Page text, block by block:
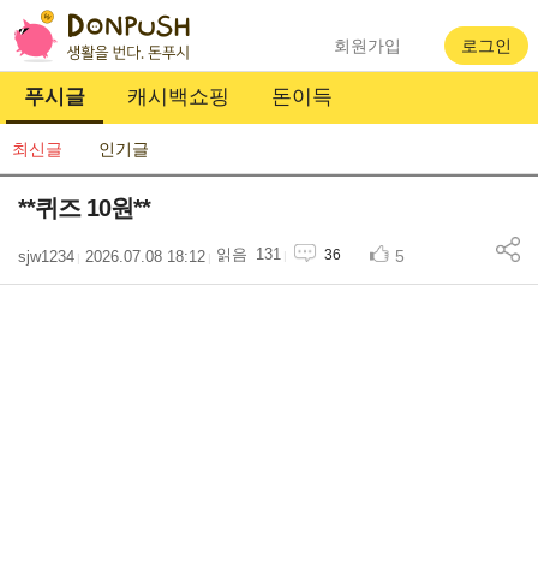
푸시글 캐시백쇼핑 돈이득
회원가입 로그인
최신글 인기글
**퀴즈 10원**
sjw1234 2026.07.08 18:12 131 36 5